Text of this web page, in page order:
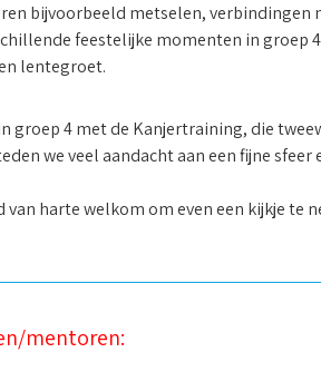
bijvoorbeeld metselen, verbindingen
feestelijke momenten in groep
lentegroet.
groep 4 met de Kanjertraining, die
we veel aandacht aan een fijne sfeer
harte welkom om even een kijkje
mentoren: